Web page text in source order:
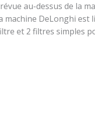
au-dessus de la
machine DeLonghi est
et 2 filtres simples